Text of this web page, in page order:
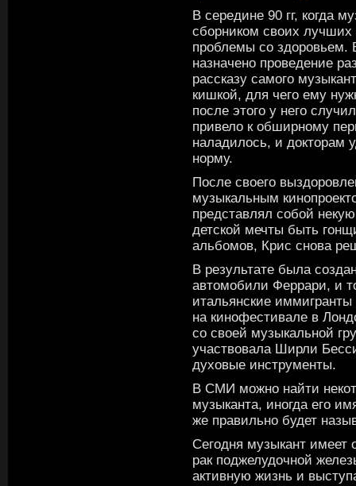
В середине 90 гг, когда
сборником своих
проблемы со здоровьем.
назначено проведение
рассказу самого
кишкой, для чего ему
после этого у него
привело к обширному
наладилось, и докторам
норму.
После своего
музыкальным
представлял собой
детской мечты быть
альбомов, Крис снова
В результате была
автомобили Феррари, и
итальянские
на кинофестивале в
со своей музыкальной
участвовала Ширли
духовые инструменты.
В СМИ можно найти
музыканта, иногда его
же правильно будет
Сегодня музыкант имеет
рак поджелудочной
активную жизнь и